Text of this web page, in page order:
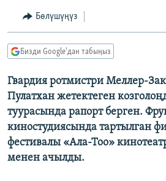
ЭКОНОМИКА
БОРБОР АЗИЯ
АТАЙЫН ИЛИКТӨӨ
БҮГҮН АЗАТТЫКТА
ЭКСПЕРТТЕР ТАЛДАЙТ
ДАНИСТЕ
ЭЖЕ-СИҢДИЛЕР
ПОДКАСТ
ӨЗГӨЧӨ ПИКИР
Русский
ОНЛАЙН ШЕРИНЕ
Бөлүшүңүз
Бизди Google'дан табыңыз
Гвардия ротмистри Меллер-
Пулатхан жетектеген
туурасында рапорт берген.
киностудиясында тартылган
фестивалы «Ала-Тоо»
менен ачылды.